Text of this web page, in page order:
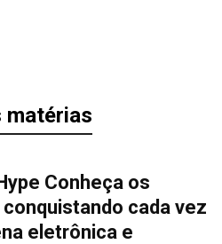
matérias
Conheça os
cada vez
eletrônica e